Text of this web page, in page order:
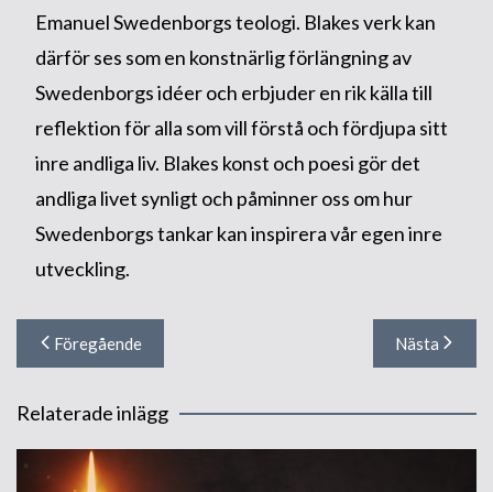
Emanuel Swedenborgs teologi. Blakes verk kan
därför ses som en konstnärlig förlängning av
Swedenborgs idéer och erbjuder en rik källa till
reflektion för alla som vill förstå och fördjupa sitt
inre andliga liv. Blakes konst och poesi gör det
andliga livet synligt och påminner oss om hur
Swedenborgs tankar kan inspirera vår egen inre
utveckling.
Inläggsnavigering
Föregående Nästa
Relaterade inlägg